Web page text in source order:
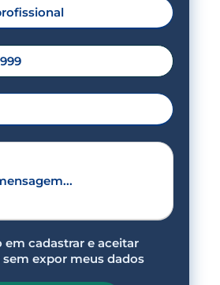
cadastrar e aceitar
expor meus dados